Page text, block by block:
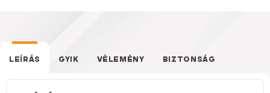
LEÍRÁS GYIK VÉLEMÉNY BIZTONSÁG